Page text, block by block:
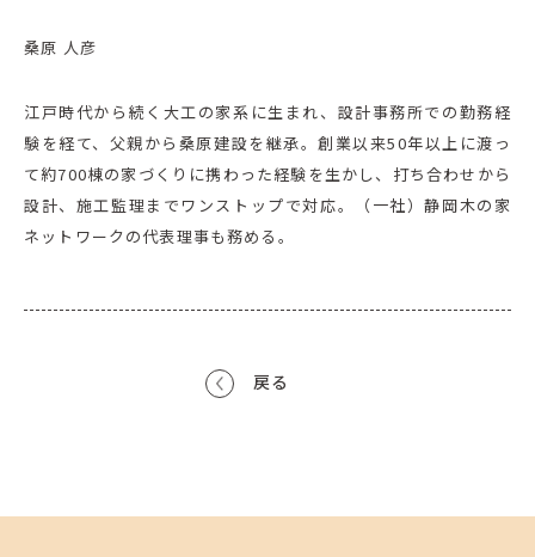
桑原 人彦
江戸時代から続く大工の家系に生まれ、設計事務所での勤務経
験を経て、父親から桑原建設を継承。創業以来50年以上に渡っ
て約700棟の家づくりに携わった経験を生かし、打ち合わせから
設計、施工監理までワンストップで対応。（一社）静岡木の家
ネットワークの代表理事も務める。
戻る